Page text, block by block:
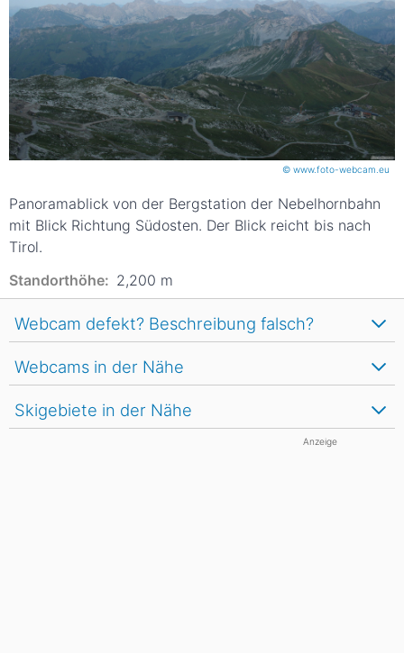
© www.foto-webcam.eu
Panoramablick von der Bergstation der Nebelhornbahn
mit Blick Richtung Südosten. Der Blick reicht bis nach
Tirol.
Standorthöhe: 2,200 m
Webcam defekt? Beschreibung falsch?
Webcams in der Nähe
Skigebiete in der Nähe
Anzeige